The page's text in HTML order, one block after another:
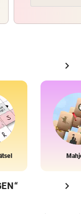
chevron_right
chevron_right